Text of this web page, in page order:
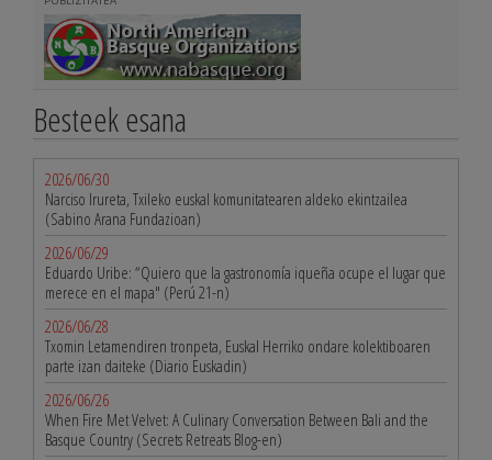
Besteek esana
2026/06/30
Narciso Irureta, Txileko euskal komunitatearen aldeko ekintzailea
(Sabino Arana Fundazioan)
2026/06/29
Eduardo Uribe: “Quiero que la gastronomía iqueña ocupe el lugar que
merece en el mapa" (Perú 21-n)
2026/06/28
Txomin Letamendiren tronpeta, Euskal Herriko ondare kolektiboaren
parte izan daiteke (Diario Euskadin)
2026/06/26
When Fire Met Velvet: A Culinary Conversation Between Bali and the
Basque Country (Secrets Retreats Blog-en)